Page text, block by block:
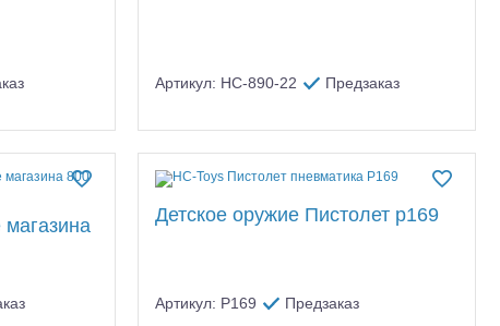
Артикул: HC-890-22 Предзаказ
Детское оружие Пистолет p169
Артикул: P169 Предзаказ